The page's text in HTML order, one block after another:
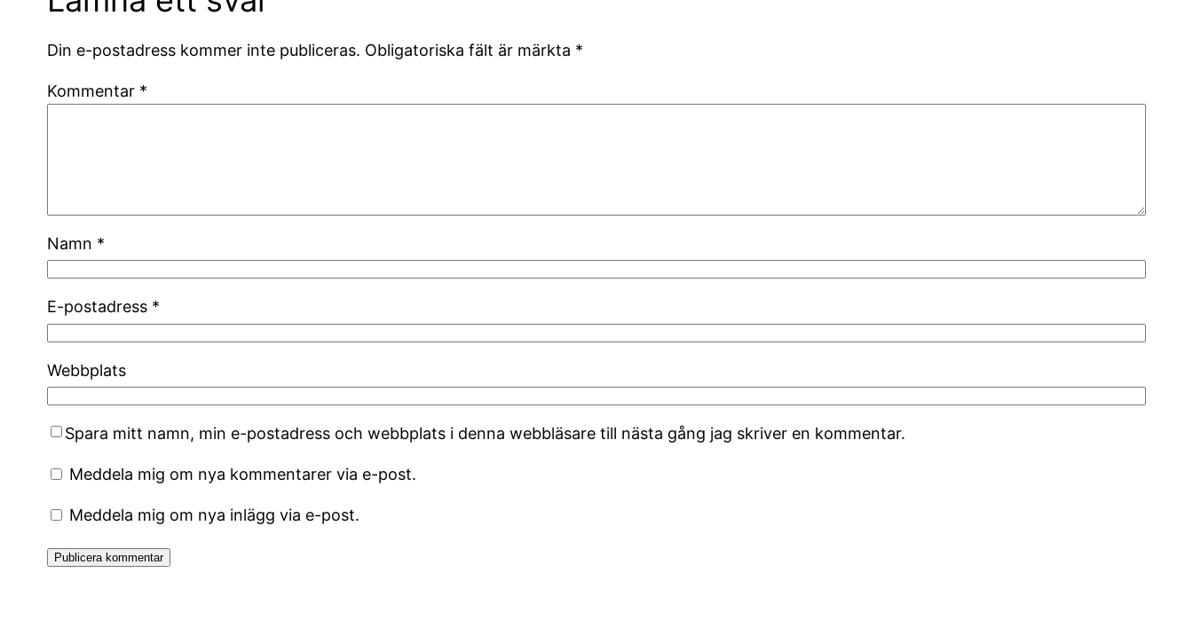
Din e-postadress kommer inte publiceras. Obligatoriska fält är märkta *
Kommentar *
Namn *
E-postadress *
Webbplats
Spara mitt namn, min e-postadress och webbplats i denna webbläsare till nästa gång jag skriver en kommentar.
Meddela mig om nya kommentarer via e-post.
Meddela mig om nya inlägg via e-post.